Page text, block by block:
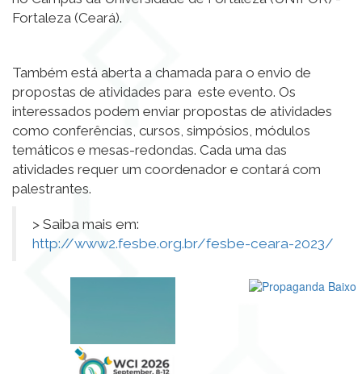
Fortaleza (Ceará).
Também está aberta a chamada para o envio de
propostas de atividades para este evento. Os
interessados podem enviar propostas de atividades
como conferências, cursos, simpósios, módulos
temáticos e mesas-redondas. Cada uma das
atividades requer um coordenador e contará com
palestrantes.
> Saiba mais em:
http://www2.fesbe.org.br/fesbe-ceara-2023/